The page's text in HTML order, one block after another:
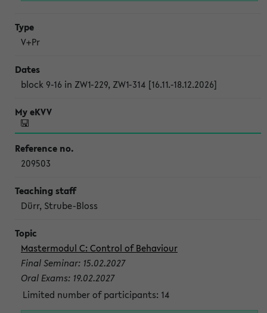
V+Pr
block 9-16 in ZW1-229, ZW1-314 [16.11.-18.12.2026]
209503
Dürr, Strube-Bloss
Mastermodul C: Control of Behaviour
Final Seminar: 15.02.2027
Oral Exams: 19.02.2027
Limited number of participants: 14